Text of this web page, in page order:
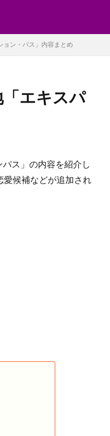
ョン・パス」内容まとめ
エキスパ
ス」の内容を紹介し
愛候補などが追加され